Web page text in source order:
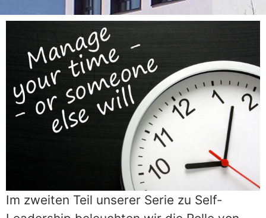
DENZHORN
Geschäftsführungs-
Systeme GmbH
Ihre Software Experten
Gesprächstermin
anfragen
Im zweiten Teil unserer Serie zu Self-